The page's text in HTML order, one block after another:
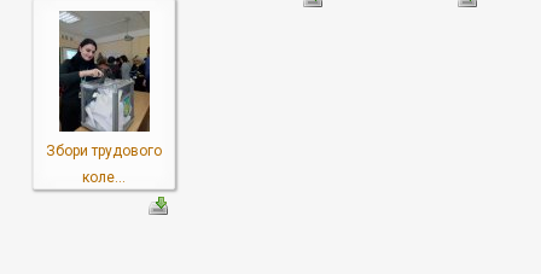
Збори трудового
коле...